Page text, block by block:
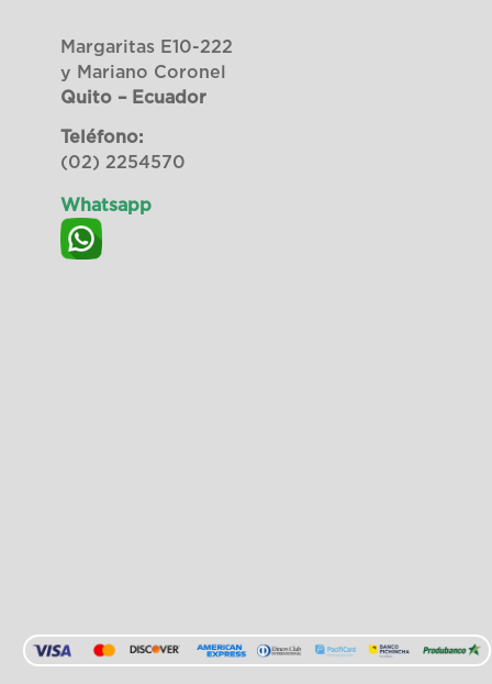
Margaritas E10-222
y Mariano Coronel
Quito – Ecuador
Teléfono:
(02) 2254570
Whatsapp